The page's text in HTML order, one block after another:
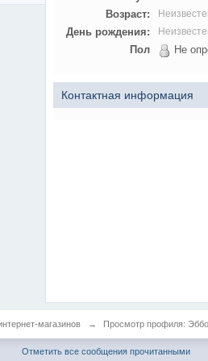
Возраст:
День рождения:
Пол Не
Контактная информация
магазинов → Просмотр профиля:
Отметить все сообщения прочитанными